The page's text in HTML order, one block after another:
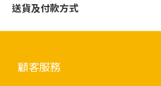
送貨及付款方式
顧客服務